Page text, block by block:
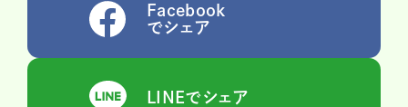
Facebook
でシェア
LINEでシェア